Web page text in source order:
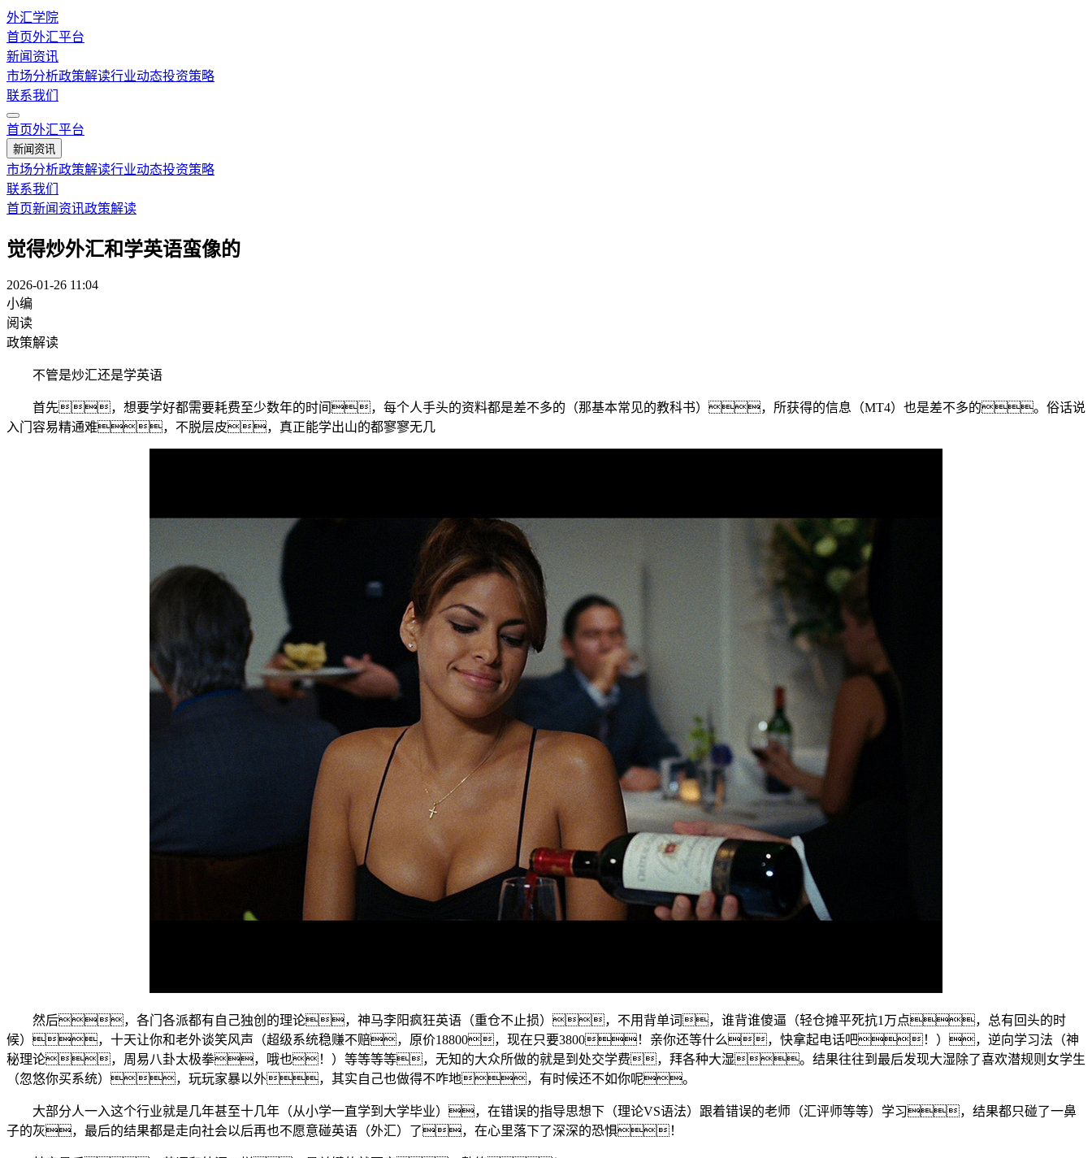
外汇学院
首页外汇平台
新闻资讯
市场分析政策解读行业动态投资策略
联系我们
首页外汇平台
新闻资讯
市场分析政策解读行业动态投资策略
联系我们
首页新闻资讯政策解读
觉得炒外汇和学英语蛮像的
2026-01-26 11:04
小编
阅读
政策解读
不管是炒汇还是学英语
首先，想要学好都需要耗费至少数年的时间，每个人手头的资料都是差不多的（那基本常见的教科书），所获得的信息（MT4）也是差不多的。俗话说
入门容易精通难，不脱层皮，真正能学出山的都寥寥无几
然后，各门各派都有自己独创的理论，神马李阳疯狂英语（重仓不止损），不用背单词，谁背谁傻逼（轻仓摊平死抗1万点，总有回头的时
候），十天让你和老外谈笑风声（超级系统稳赚不赔，原价18800，现在只要3800！亲你还等什么，快拿起电话吧！），逆向学习法（神
秘理论，周易八卦太极拳，哦也！）等等等等，无知的大众所做的就是到处交学费，拜各种大湿。结果往往到最后发现大湿除了喜欢潜规则女学生
（忽悠你买系统），玩玩家暴以外，其实自己也做得不咋地，有时候还不如你呢。
大部分人一入这个行业就是几年甚至十几年（从小学一直学到大学毕业），在错误的指导思想下（理论VS语法）跟着错误的老师（汇评师等等）学习，结果都只碰了一鼻
子的灰，最后的结果都是走向社会以后再也不愿意碰英语（外汇）了，在心里落下了深深的恐惧！